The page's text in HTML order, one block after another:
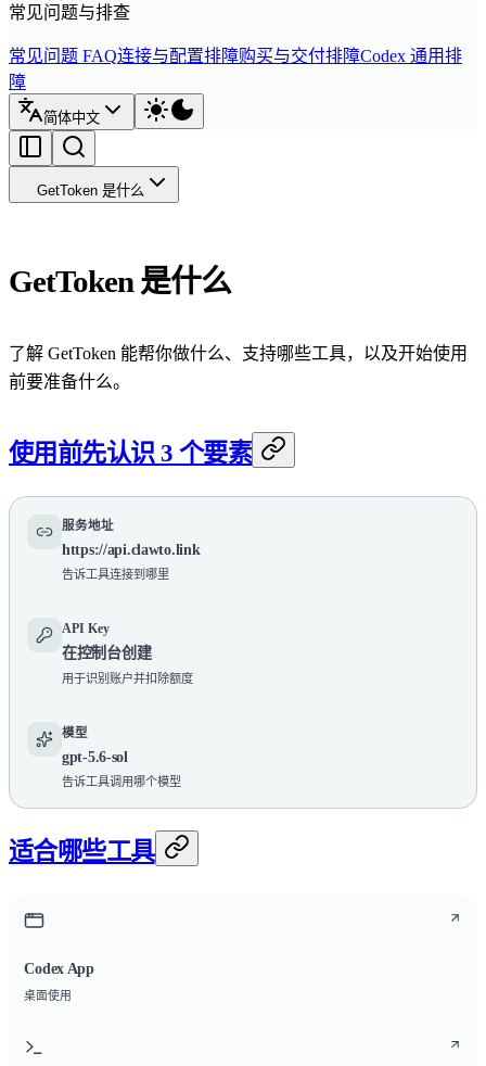
常见问题与排查
常见问题 FAQ连接与配置排障购买与交付排障Codex 通用排
障
简体中文
GetToken 是什么
GetToken 是什么
了解 GetToken 能帮你做什么、支持哪些工具，以及开始使用
前要准备什么。
使用前先认识 3 个要素
服务地址
https://api.clawto.link
告诉工具连接到哪里
API Key
在控制台创建
用于识别账户并扣除额度
模型
gpt-5.6-sol
告诉工具调用哪个模型
适合哪些工具
Codex App
桌面使用